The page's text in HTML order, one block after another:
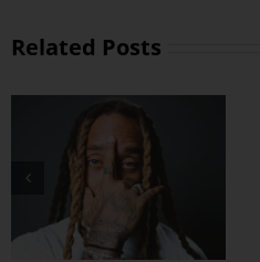
Related Posts
Drake နဲ့ Central
Cee တို့ ပေါင်းဖြုတ်
ထားတဲ့ Which One